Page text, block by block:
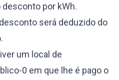
por kWh.
será deduzido do
um local de
0 em que lhe é pago o